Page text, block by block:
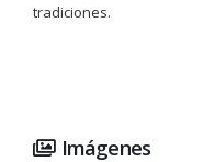
tradiciones.
Imágenes